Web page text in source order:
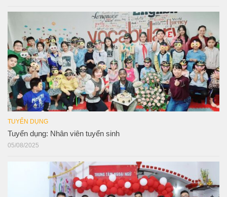
TUYỂN DỤNG
Tuyển dụng: Nhân viên tuyển sinh
05/08/2025